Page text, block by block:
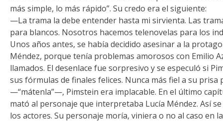
más simple, lo más rápido”. Su credo era el siguiente:
—La trama la debe entender hasta mi sirvienta. Las
para blancos. Nosotros hacemos telenovelas para los
Unos años antes, se había decidido asesinar a la
Méndez, porque tenía problemas amorosos con Emilio
llamados. El desenlace fue sorpresivo y se especuló si
sus fórmulas de finales felices. Nunca más fiel a su
—“mátenla”—, Pimstein era implacable. En el último
mató al personaje que interpretaba Lucía Méndez. Así
los actores. Su personaje moría, viniera o no al caso en